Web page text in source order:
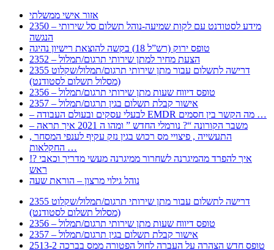
אזור אישי ממשלתי
2350 – מידע לסטודנט עם לקות שמיעה-נוהל תשלום סל שירותי
הנגשה
טופס ירוק (רש”ל 18) בקשה להוצאת רישיון נהיגה
2352 – הצעת מחיר למתן שירותי תרגום/תמלול
2355 דרישה לתשלום עבור מתן שירותי תרגום/תמלול/שקלוט
(מסלול תשלום לסטודנט)
2356 – טופס דיווח שעות מתן שירותי תרגום/תמלול
2357 – אישור קבלת תשלום בגין תרגום/תמלול
– לבעלי עסקים ובעולם העבודה EMDR מה הקשר בין חסמים …
– משבר הקורונה “? נורמלי החדש ” ומהו ה 2021 איך תראה
, התעשייה , פיצויי מס רכוש בגין נזק עקיף לענפי המסחר
החקלאות …
!? איך להפרד מהמיגרנה לשחרור ממיגרנה מעשי מדריך וכאבי
ראש
נוהל גילוי מרצון – הוראת שעה
2355 דרישה לתשלום עבור מתן שירותי תרגום/תמלול/שקלוט
(מסלול תשלום לסטודנט)
2356 – טופס דיווח שעות מתן שירותי תרגום/תמלול
2357 – אישור קבלת תשלום בגין תרגום/תמלול
2513-2 טופס חדש הצהרה על העברה לחול הפטורה ממס בברכה